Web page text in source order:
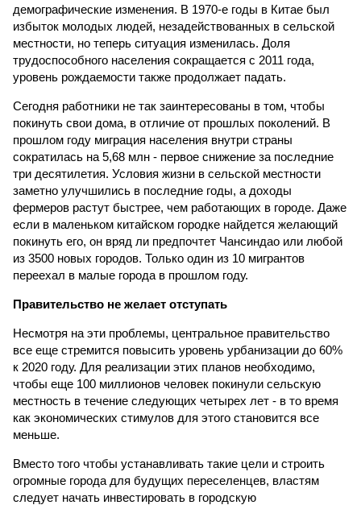
демографические изменения. В 1970-е годы в Китае был
избыток молодых людей, незадействованных в сельской
местности, но теперь ситуация изменилась. Доля
трудоспособного населения сокращается с 2011 года,
уровень рождаемости также продолжает падать.
Сегодня работники не так заинтересованы в том, чтобы
покинуть свои дома, в отличие от прошлых поколений. В
прошлом году миграция населения внутри страны
сократилась на 5,68 млн - первое снижение за последние
три десятилетия. Условия жизни в сельской местности
заметно улучшились в последние годы, а доходы
фермеров растут быстрее, чем работающих в городе. Даже
если в маленьком китайском городке найдется желающий
покинуть его, он вряд ли предпочтет Чансиндао или любой
из 3500 новых городов. Только один из 10 мигрантов
переехал в малые города в прошлом году.
Правительство не желает отступать
Несмотря на эти проблемы, центральное правительство
все еще стремится повысить уровень урбанизации до 60%
к 2020 году. Для реализации этих планов необходимо,
чтобы еще 100 миллионов человек покинули сельскую
местность в течение следующих четырех лет - в то время
как экономических стимулов для этого становится все
меньше.
Вместо того чтобы устанавливать такие цели и строить
огромные города для будущих переселенцев, властям
следует начать инвестировать в городскую